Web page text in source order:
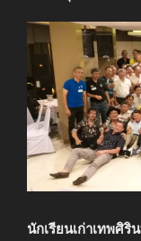
นักเรียนเก่าเทพศิ